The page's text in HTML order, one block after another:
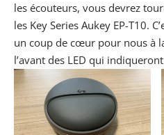
les écouteurs, vous devrez
les Key Series Aukey EP-T10.
un coup de cœur pour nous à
l’avant des LED qui